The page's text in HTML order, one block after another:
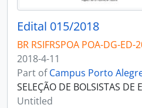
Edital 015/2018
BR RSIFRSPOA POA-DG-
2018-4-11
Part ofCampus Porto
SELEÇÃO DE BOLSISTAS DE
Untitled